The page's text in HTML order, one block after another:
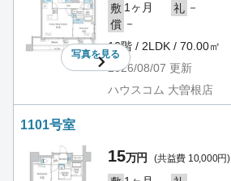
写真を見る
敷 1ヶ月 礼 －
償 －
10階 / 2LDK / 70.00㎡
2026/08/07 更新
ハウスコム 大曽根店
1101号室
15万円 (共益費 10,000円)